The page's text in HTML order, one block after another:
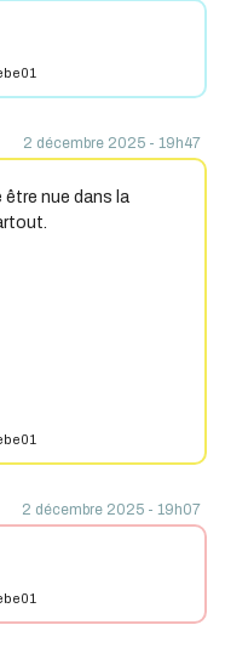
2 décembre 2025 - 19h47
nue dans la
2 décembre 2025 - 19h07